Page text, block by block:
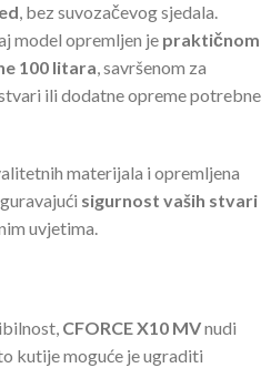
, bez suvozačevog sjedala.
model opremljen je praktičnom
100 litara, savršenom za
ili dodatne opreme potrebne
materijala i opremljena
sigurnost vaših stvari
uvjetima.
CFORCE X10 MVnudi
kutije moguće je ugraditi